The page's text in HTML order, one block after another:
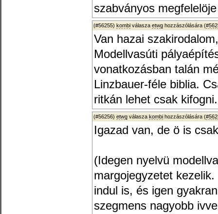
szabványos
(#56255) kombi válasza etwg hozzászólására (
Van hazai
Modellvasúti
vonatkozásban talán
Linzbauer-féle biblia.
ritkán lehet csak kifogni.
(#56256) etwg válasza kombi hozzászólására (
Igazad van, de ö is
(Idegen nyelvü
margojegyzetet
indul is, és igen
szegmens nagyobb